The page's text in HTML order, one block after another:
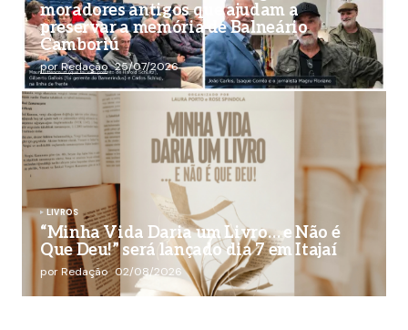
moradores antigos que ajudam a
preservar a memória de Balneário
Camboriú
por Redação 25/07/2026
LIVROS
“Minha Vida Daria um Livro… e Não é
Que Deu!” será lançado dia 7 em Itajaí
por Redação 02/08/2026